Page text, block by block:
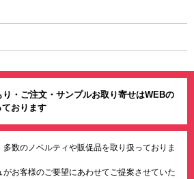
・ご注文・サンプルお取り寄せはWEBの
おります
数のノベルティや販促品を取り扱っておりま
がお客様のご要望にあわせてご提案させていた